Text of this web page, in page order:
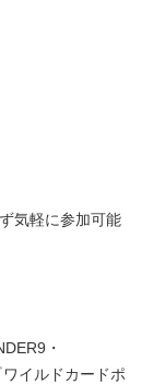
気軽に参加可能
・
イルドカードポ